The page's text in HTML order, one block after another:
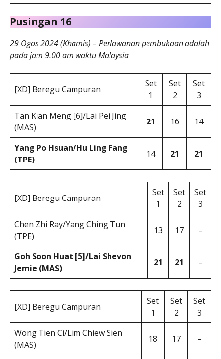
Pusingan 16
29 Ogos 2024 (Khamis) – Perlawanan pembukaan adalah
pada jam 9.00 am waktu Malaysia
[XD] Beregu Campuran
Set
1
Set
2
Set
3
Tan Kian Meng [6]/Lai Pei Jing
(MAS)
21 16 14
Yang Po Hsuan/Hu Ling Fang
(TPE)
14 21 21
[XD] Beregu Campuran
Set
1
Set
2
Set
3
Chen Zhi Ray/Yang Ching Tun
(TPE)
13 17 –
Goh Soon Huat [5]/Lai Shevon
Jemie (MAS)
21 21 –
[XD] Beregu Campuran
Set
1
Set
2
Set
3
Wong Tien Ci/Lim Chiew Sien
(MAS)
18 17 –